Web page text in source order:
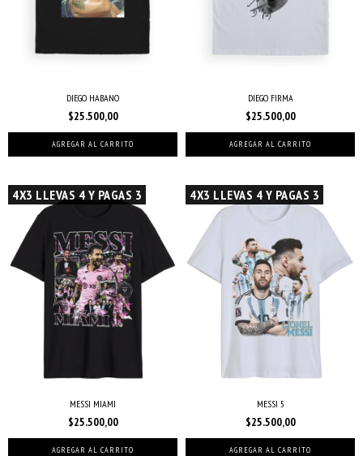
DIEGO HABANO
$25.500,00
AGREGAR AL CARRITO
DIEGO FIRMA
$25.500,00
AGREGAR AL CARRITO
4X3 LLEVAS 4 Y PAGAS 3
MESSI MIAMI
$25.500,00
AGREGAR AL CARRITO
4X3 LLEVAS 4 Y PAGAS 3
MESSI 5
$25.500,00
AGREGAR AL CARRITO